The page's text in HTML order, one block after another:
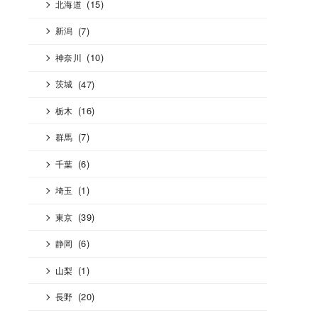
北海道 (15)
新潟 (7)
神奈川 (10)
茨城 (47)
栃木 (16)
群馬 (7)
千葉 (6)
埼玉 (1)
東京 (39)
静岡 (6)
山梨 (1)
長野 (20)